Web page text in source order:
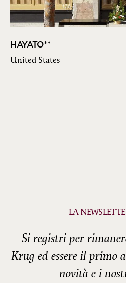
HAYATO**
United States
LA
Si registri per
Krug ed essere il primo
novità e i